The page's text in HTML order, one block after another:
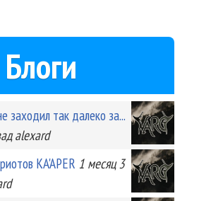
Блоги
так далеко за...
alexard
KA'APER 1 месяц 3